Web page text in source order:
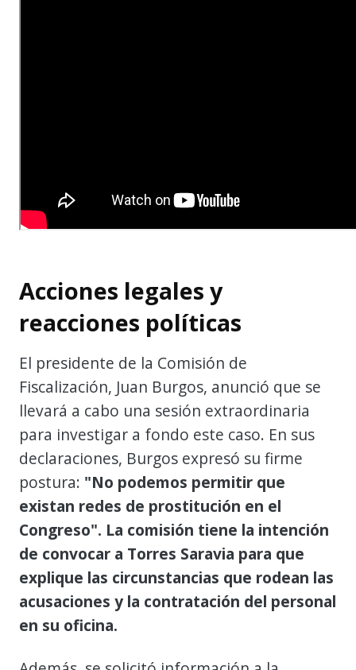
Acciones legales y
reacciones políticas
El presidente de la Comisión de
Fiscalización, Juan Burgos, anunció que se
llevará a cabo una sesión extraordinaria
para investigar a fondo este caso. En sus
declaraciones, Burgos expresó su firme
postura: "No podemos permitir que
existan redes de prostitución en el
Congreso". La comisión tiene la intención
de convocar a Torres Saravia para que
explique las circunstancias que rodean las
acusaciones y la contratación del personal
en su oficina.